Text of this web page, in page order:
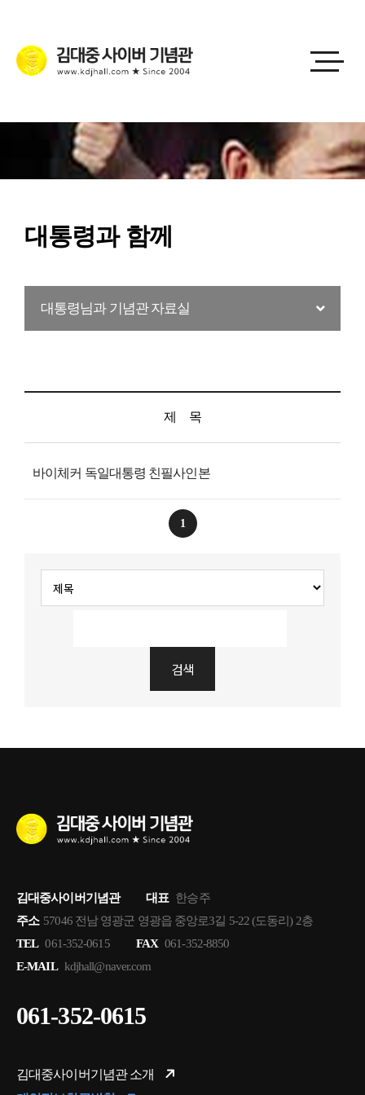
대통령과 함께
대통령님과 기념관 자료실
제 목
바이체커 독일대통령 친필사인본
1
검색
김대중사이버기념관 대표 한승주
주소 57046 전남 영광군 영광읍 중앙로3길 5-22 (도동리) 2층
TEL 061-352-0615 FAX 061-352-8850
E-MAIL kdjhall@naver.com
061-352-0615
김대중사이버기념관 소개